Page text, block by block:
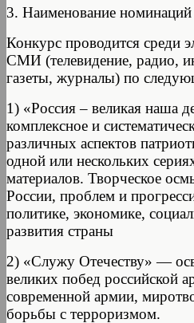
3. Наименование номинаций
Конкурс проводится среди
СМИ (телевидение, радио,
газеты, журналы) по
1) «Россия – великая наша
комплексное и
различных аспектов
одной или нескольких
материалов. Творческое
России, проблем и
политике, экономике,
развития страны
2) «Служу Отечеству» —
великих побед российской
современной армии,
борьбы с терроризмом.